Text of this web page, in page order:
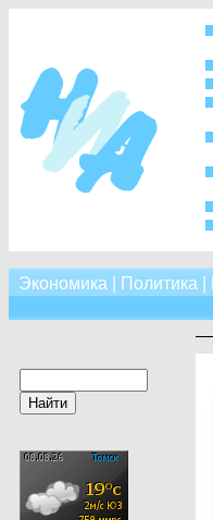
Экономика Политика